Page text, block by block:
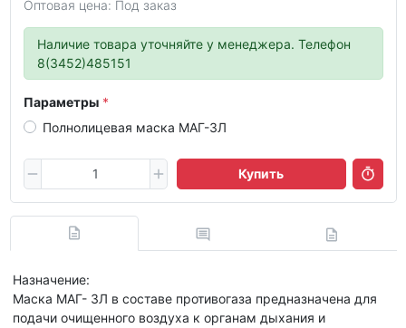
Оптовая цена: Под заказ
Наличие товара уточняйте у менеджера. Телефон
8(3452)485151
Параметры
Полнолицевая маска МАГ-3Л
Купить
Назначение:
Маска МАГ- 3Л в составе противогаза предназначена для
подачи очищенного воздуха к органам дыхания и